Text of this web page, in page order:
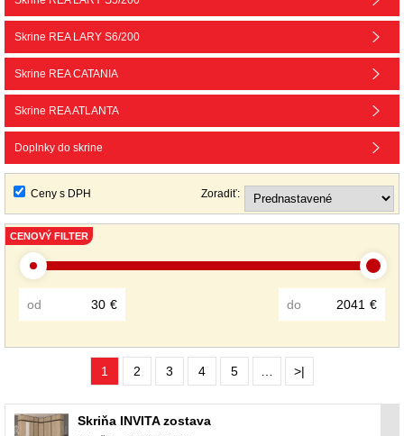
Skrine REA LARY S6/200
Skrine REA CATANIA
Skrine REA ATLANTA
Doplnky do skrine
Ceny s DPH Zoradiť:
CENOVÝ FILTER
od € do €
1 2 3 4 5 >|
Skriňa INVITA zostava